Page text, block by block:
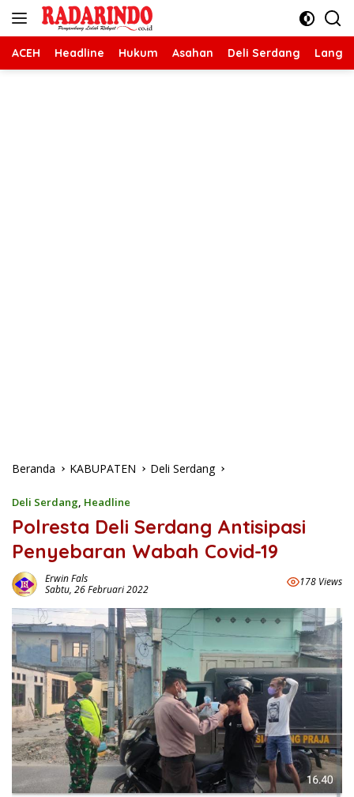
Langsung
ACEH Headline Hukum Asahan Deli Serdang
Beranda KABUPATEN Deli Serdang
Deli Serdang, Headline
Polresta Deli Serdang Antisipasi
Penyebaran Wabah Covid-19
Erwin Fals
Sabtu, 26 Februari 2022
178 Views